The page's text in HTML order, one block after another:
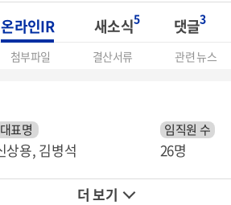
온라인IR 새소식5 댓글3
첨부파일 결산서류 관련 뉴스
대표명
상용, 김병석
임직원 수
26명
더 보기